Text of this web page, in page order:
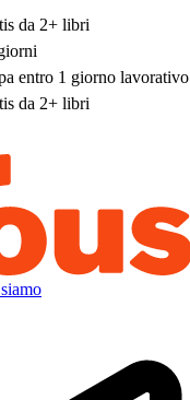
da 2+ libri
entro 1 giorno lavorativo
da 2+ libri